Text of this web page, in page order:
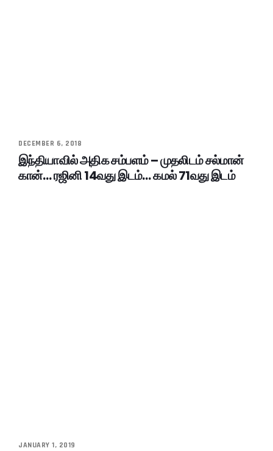
DECEMBER 6, 2018
இந்தியாவில் அதிக சம்பளம் – முதலிடம் சல்மான்
கான்… ரஜினி 14வது இடம்… கமல் 71வது இடம்
JANUARY 1, 2019